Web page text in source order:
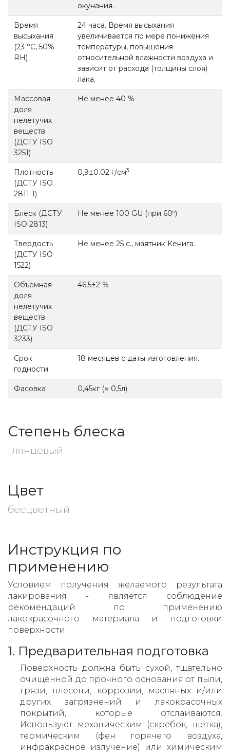
окунания.
Время
высыхания
(23 °С, 50%
RH)
24 часа. Время высыхания
увеличивается по мере понижения
температуры, повышения
относительной влажности воздуха и
зависит от расхода (толщины слоя)
лака.
Массовая
доля
нелетучих
веществ
(ДСТУ ISO
3251)
Не менее 40 %
Плотность
(ДСТУ ISO
2811-1)
0,9±0.02 г/см3
Блеск (ДСТУ
ISO 2813)
Не менее 100 GU (при 60º)
Твердость
(ДСТУ ISO
1522)
Не менее 25 с., маятник Кенига.
Объемная
доля
нелетучих
веществ
(ДСТУ ISO
3233)
46,5±2 %
Срок
годности
18 месяцев с даты изготовления.
Фасовка 0,45кг (≈ 0,5л)
Степень блеска
глянцевый
Цвет
бесцветный
Инструкция по
применению
Условием получения желаемого результата
лакирования - является соблюдение
рекомендаций по применению
лакокрасочного материала и подготовки
поверхности.
1. Предварительная подготовка
Поверхность должна быть сухой, тщательно
очищенной до прочного основания от пыли,
грязи, плесени, коррозии, масляных и/или
других загрязнений и лакокрасочных
покрытий, которые отслаиваются.
Используют механическим (скребок, щетка),
термическим (фен горячего воздуха,
инфракрасное излучение) или химическим